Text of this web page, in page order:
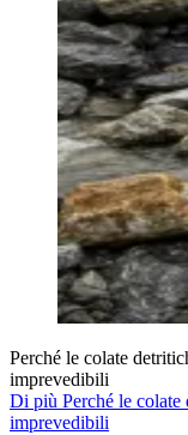
Perché le colate
imprevedibili
Di più Perché le colate
imprevedibili